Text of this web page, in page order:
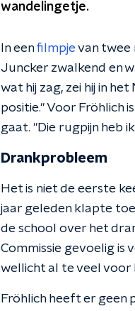
wandelingetje.
In eenfilmpjevan twee
Juncker zwalkend en
wat hij zag, zei hij in
positie." Voor Fröhlich
gaat. "Die rugpijn heb
Drankprobleem
Het is niet de eerste
jaar geleden klapte
de school over het
Commissie gevoelig is
wellicht al te veel voor
Fröhlich heeft er geen